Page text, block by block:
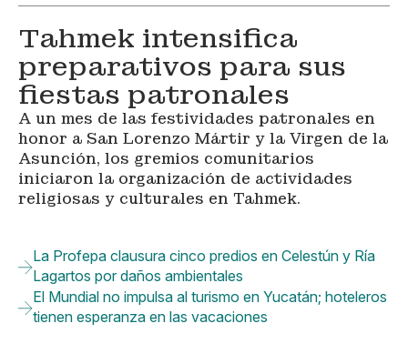
Tahmek intensifica
preparativos para sus
fiestas patronales
A un mes de las festividades patronales en
honor a San Lorenzo Mártir y la Virgen de la
Asunción, los gremios comunitarios
iniciaron la organización de actividades
religiosas y culturales en Tahmek.
La Profepa clausura cinco predios en Celestún y Ría
Lagartos por daños ambientales
El Mundial no impulsa al turismo en Yucatán; hoteleros
tienen esperanza en las vacaciones